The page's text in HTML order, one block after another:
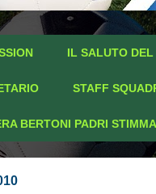
IL SALUTO DEL
STAFF
BERTONI PADRI